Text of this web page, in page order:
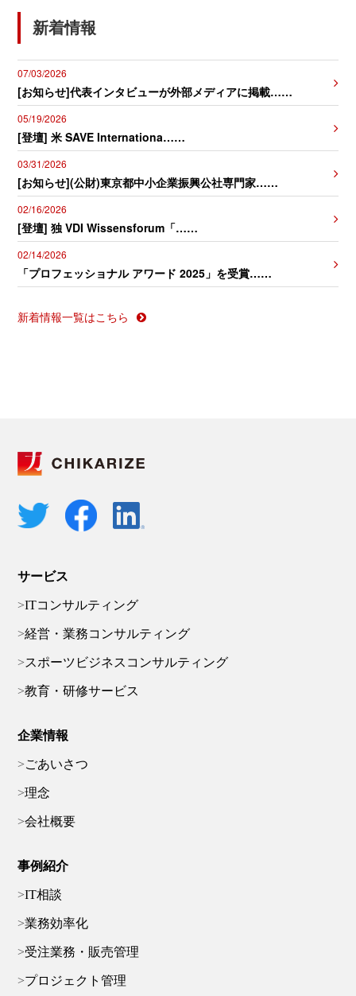
新着情報
07/03/2026
[お知らせ]代表インタビューが外部メディアに掲載……
05/19/2026
[登壇] 米 SAVE Internationa……
03/31/2026
[お知らせ](公財)東京都中小企業振興公社専門家……
02/16/2026
[登壇] 独 VDI Wissensforum「……
02/14/2026
「プロフェッショナル アワード 2025」を受賞……
新着情報一覧はこちら
サービス
ITコンサルティング
経営・業務コンサルティング
スポーツビジネスコンサルティング
教育・研修サービス
企業情報
ごあいさつ
理念
会社概要
事例紹介
IT相談
業務効率化
受注業務・販売管理
プロジェクト管理